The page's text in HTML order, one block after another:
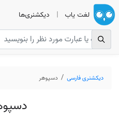
لغت یاب | دیکشنری‌ها
دیکشنری فارسی دسپوهر